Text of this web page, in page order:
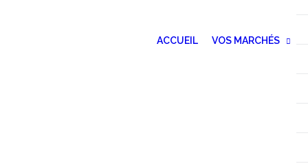
ACCUEIL VOS MARCHÉS